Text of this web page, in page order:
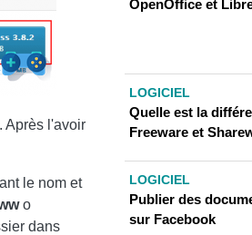
Après l'avoir
le nom et
o
dans
OpenOffice et
LOGICIEL
Quelle est la
Freeware et
LOGICIEL
Publier des
sur Facebook